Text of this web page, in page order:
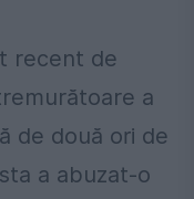
recent de
a
de două ori de
a abuzat-o